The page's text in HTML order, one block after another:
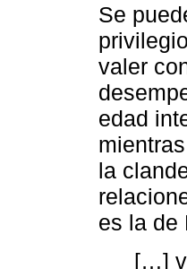
Se
valer
edad
la
es la de
[…]